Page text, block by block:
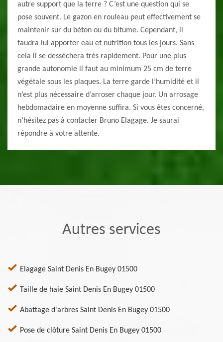
autre support que la terre ? C’est une question qui se
pose souvent. Le gazon en rouleau peut effectivement se
maintenir sur du béton ou du bitume. Cependant, il
faudra lui apporter eau et nutrition tous les jours. Sans
cela il se dessèchera très rapidement. Pour une plus
grande autonomie il faut au minimum 25 cm de terre
végétale sous les plaques. La terre garde l’humidité et il
n’est plus nécessaire d’arroser chaque jour. Un arrosage
hebdomadaire en moyenne suffira. Si vous êtes concerné,
n’hésitez pas à contacter Bruno Elagage. Je saurai
répondre à votre attente.
Autres services
Elagage Saint Denis En Bugey 01500
Taille de haie Saint Denis En Bugey 01500
Abattage d'arbres Saint Denis En Bugey 01500
Pose de clôture Saint Denis En Bugey 01500